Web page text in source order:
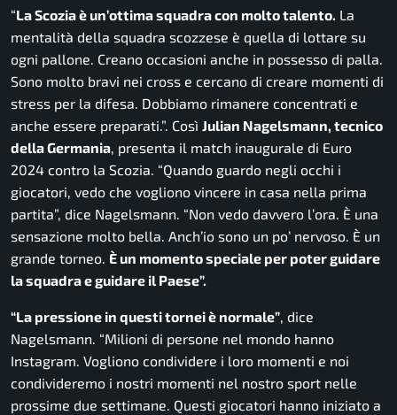
“La Scozia è un’ottima squadra con molto talento. La
mentalità della squadra scozzese è quella di lottare su
ogni pallone. Creano occasioni anche in possesso di palla.
Sono molto bravi nei cross e cercano di creare momenti di
stress per la difesa. Dobbiamo rimanere concentrati e
anche essere preparati.”. Così Julian Nagelsmann, tecnico
della Germania, presenta il match inaugurale di Euro
2024 contro la Scozia. “Quando guardo negli occhi i
giocatori, vedo che vogliono vincere in casa nella prima
partita”, dice Nagelsmann. “Non vedo davvero l’ora. È una
sensazione molto bella. Anch’io sono un po’ nervoso. È un
grande torneo. È un momento speciale per poter guidare
la squadra e guidare il Paese”.
“La pressione in questi tornei è normale”, dice
Nagelsmann. “Milioni di persone nel mondo hanno
Instagram. Vogliono condividere i loro momenti e noi
condivideremo i nostri momenti nel nostro sport nelle
prossime due settimane. Questi giocatori hanno iniziato a